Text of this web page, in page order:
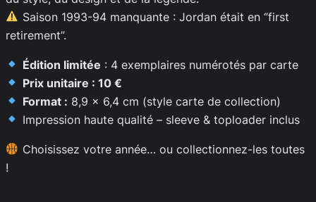
Saison 1993-94 manquante : Jordan était en “first
retirement”.
Édition limitée : 4 exemplaires numérotés par carte
Prix unitaire : 10 €
Format : 8,9 x 6,4 cm (style carte de collection)
Impression haute qualité – sleeve & toploader inclus
Choisissez votre année… ou collectionnez-les toutes
!